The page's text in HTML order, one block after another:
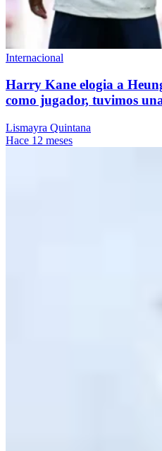
Internacional
Harry Kane elogia a
como jugador, tuvimos
Lismayra Quintana
Hace 12 meses